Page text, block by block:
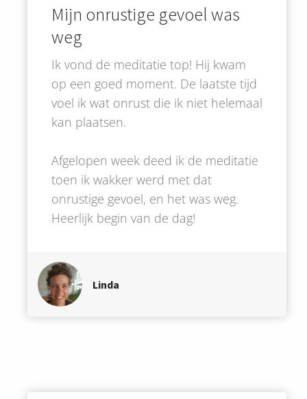
Mijn onrustige gevoel was
weg
Ik vond de meditatie top! Hij kwam
op een goed moment. De laatste tijd
voel ik wat onrust die ik niet helemaal
kan plaatsen.
Afgelopen week deed ik de meditatie
toen ik wakker werd met dat
onrustige gevoel, en het was weg.
Heerlijk begin van de dag!
Linda